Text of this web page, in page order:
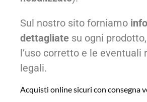
Sul nostro sito forniamo
dettagliate su ogni
l’uso corretto e le eventuali
legali.
Acquisti online sicuri con consegna